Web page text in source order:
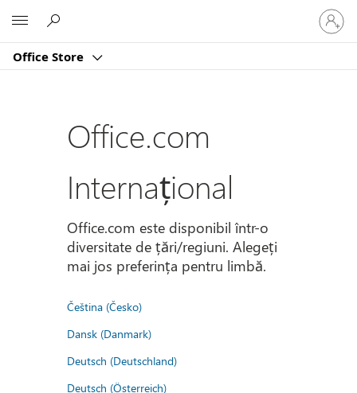
Office Store
vă
la
dvs.
Office.com
Internațional
Office.com este disponibil într-o
diversitate de țări/regiuni. Alegeți
mai jos preferința pentru limbă.
Čeština (Česko)
Dansk (Danmark)
Deutsch (Deutschland)
Deutsch (Österreich)